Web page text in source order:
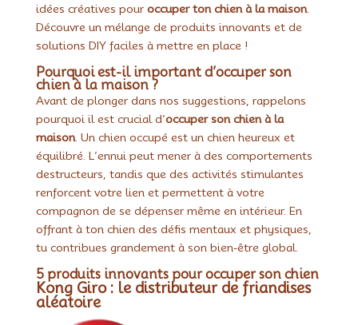
idées créatives pour occuper ton chien à la maison.
Découvre un mélange de produits innovants et de
solutions DIY faciles à mettre en place !
Pourquoi est-il important d’occuper son
chien à la maison ?
Avant de plonger dans nos suggestions, rappelons
pourquoi il est crucial d’occuper son chien à la
maison. Un chien occupé est un chien heureux et
équilibré. L’ennui peut mener à des comportements
destructeurs, tandis que des activités stimulantes
renforcent votre lien et permettent à votre
compagnon de se dépenser même en intérieur. En
offrant à ton chien des défis mentaux et physiques,
tu contribues grandement à son bien-être global.
5 produits innovants pour occuper son chien
Kong Giro : le distributeur de friandises
aléatoire